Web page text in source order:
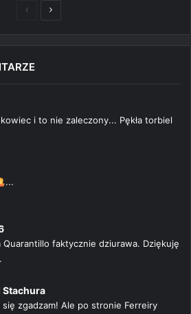
PoprzedniaNastępna
i to nie zaleczony... Pękła torbiel
...
Quarantillo faktycznie dziurawa. Dziękuję
Stachura
się zgadzam! Ale po stronie Ferreiry